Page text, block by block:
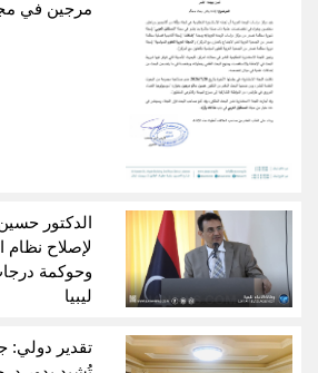
مرجين في
الدكتور
لإصلاح نظام
وحوكمة
ليبيا
تقدير دولي: